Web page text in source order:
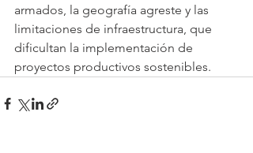
armados, la geografía agreste y las
limitaciones de infraestructura, que
dificultan la implementación de
proyectos productivos sostenibles.